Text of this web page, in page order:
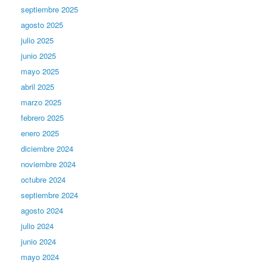
septiembre 2025
agosto 2025
julio 2025
junio 2025
mayo 2025
abril 2025
marzo 2025
febrero 2025
enero 2025
diciembre 2024
noviembre 2024
octubre 2024
septiembre 2024
agosto 2024
julio 2024
junio 2024
mayo 2024